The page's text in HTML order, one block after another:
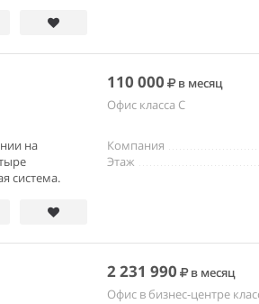
110 000 в месяц
Офис класса C
на
система.
Компания
Этаж
2 231 990 в месяц
Офис в бизнес-центре